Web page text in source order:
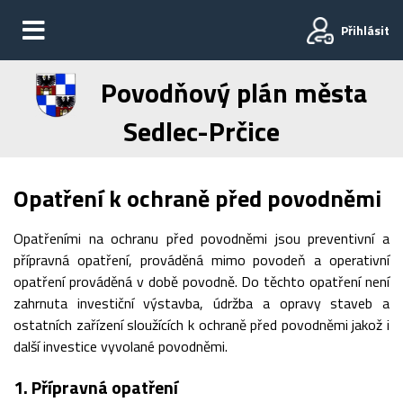
Přihlásit
Povodňový plán města
Sedlec-Prčice
Opatření k ochraně před povodněmi
Opatřeními na ochranu před povodněmi jsou preventivní a
přípravná opatření, prováděná mimo povodeň a operativní
opatření prováděná v době povodně. Do těchto opatření není
zahrnuta investiční výstavba, údržba a opravy staveb a
ostatních zařízení sloužících k ochraně před povodněmi jakož i
další investice vyvolané povodněmi.
1. Přípravná opatření